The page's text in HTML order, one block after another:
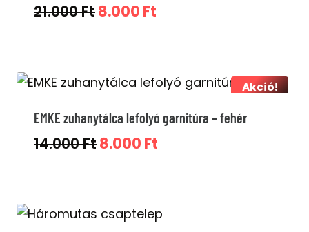
21.000FtOriginal
21.000 Ft.
8.000 Ft
8.000 Ft.
Akció!
EMKE zuhanytálca lefolyó garnitúra – fehér
14.000FtOriginal
14.000 Ft.
8.000 Ft
8.000 Ft.